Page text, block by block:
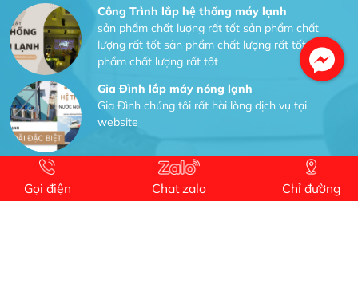
Công Trình lắp hệ thống máy lạnh
sản phẩm chất lượng rất tốt sản phẩm chất
lượng rất tốt sản phẩm chất lượng rất tốt sản
phẩm chất lượng rất tốt
Gia Đình lắp máy nóng lạnh
Gia Đình chúng tôi rất hài lòng dịch vụ tại
website
Dự án nhà phố đẹp lên nhờ đội thợ điện từ dịch
vụ
Gọi điện Chat zalo Chỉ đường